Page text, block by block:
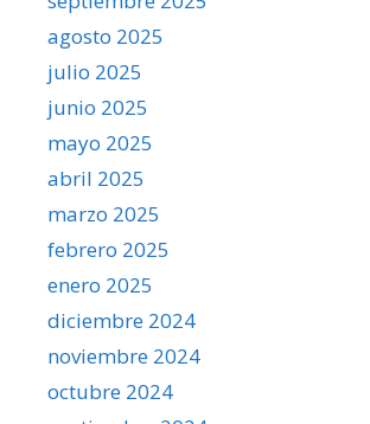
agosto 2025
julio 2025
junio 2025
mayo 2025
abril 2025
marzo 2025
febrero 2025
enero 2025
diciembre 2024
noviembre 2024
octubre 2024